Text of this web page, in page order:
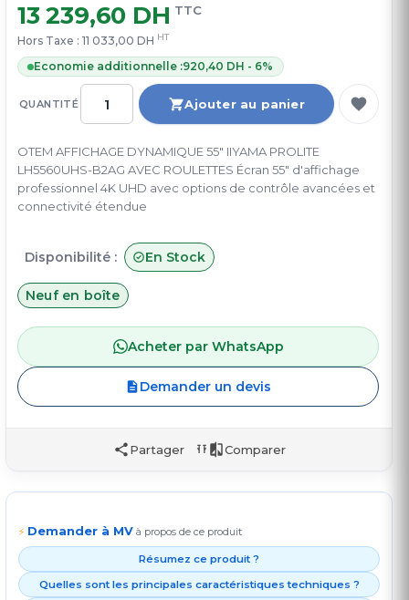
QUANTITÉ Ajouter au panier
13 239,60 DH TTC
Hors Taxe : 11 033,00 DH HT
Economie additionnelle :920,40 DH - 6%
OTEM AFFICHAGE DYNAMIQUE 55" IIYAMA PROLITE
LH5560UHS-B2AG AVEC ROULETTES Écran 55" d'affichage
professionnel 4K UHD avec options de contrôle avancées et
connectivité étendue
Disponibilité : En Stock
Neuf en boîte
Acheter par WhatsApp
Demander un devis
Partager Comparer
⚡ Demander à MV à propos de ce produit
Résumez ce produit ?
Quelles sont les principales caractéristiques techniques ?